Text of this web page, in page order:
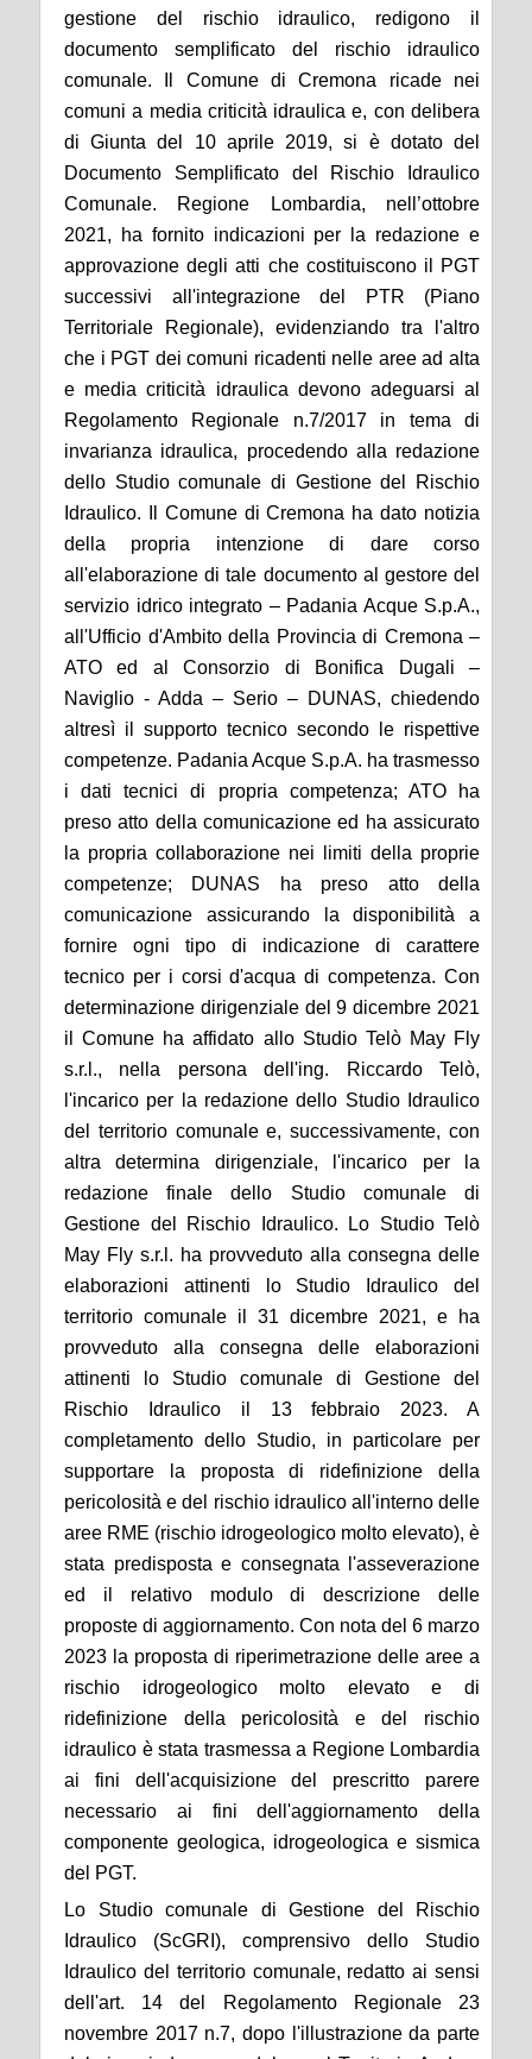
gestione del rischio idraulico, redigono il
documento semplificato del rischio idraulico
comunale. Il Comune di Cremona ricade nei
comuni a media criticità idraulica e, con delibera
di Giuntadel
10 aprile 2019, si è dotato del
Documento Semplificato del Rischio Idraulico
Comunale. Regione Lombardia, nell’ottobre
2021, ha fornito indicazioni per la redazione e
approvazione degli atti che costituisconoil PGT
successivi all'integrazione del PTR (Piano
Territoriale Regionale), evidenziando tra l'altro
che i PGT dei comuni ricadenti nelle aree ad alta
e media criticità idraulica devono adeguarsi al
Regolamento Regionale n.7/2017 in tema di
invarianza idraulica, procedendo alla redazione
dello Studio comunale di Gestione del Rischio
Idraulico. Il Comune di Cremona ha dato notizia
della propria intenzione di dare corso
all'elaborazionedi tale documento al gestore del
servizio idrico integrato – Padania Acque S.p.A.,
all'Ufficio d'Ambito della Provincia di Cremona –
ATO ed al Consorzio di Bonifica Dugali –
Naviglio - Adda – Serio – DUNAS, chiedendo
altresì il supporto tecnico secondo le rispettive
competenze. Padania Acque S.p.A. ha trasmesso
i dati tecnici di propria competenza; ATO ha
preso atto della comunicazione ed ha assicurato
la propria collaborazione nei limiti della proprie
competenze; DUNAS ha preso atto della
comunicazione assicurando la disponibilità a
fornire ogni tipo di indicazione di carattere
tecnico per i corsi d'acqua di competenza. Con
determinazione dirigenziale del 9 dicembre 2021
il Comune ha affidato allo Studio Telò May Fly
s.r.l., nella persona dell'ing. Riccardo Telò,
l'incarico per la redazione dello Studio Idraulico
del territorio comunale e, successivamente, con
altra determina dirigenziale, l'incarico per la
redazione finale dello Studio comunale di
Gestione del Rischio Idraulico. Lo Studio Telò
May Fly s.r.l. ha provveduto alla consegna delle
elaborazioni attinenti lo Studio Idraulico del
territorio comunale il
31 dicembre 2021, e ha
provveduto alla consegna delle elaborazioni
attinenti lo Studio comunale di Gestione del
Rischio Idraulico il 13 febbraio 2023. A
completamento dello Studio, in particolare per
supportare la proposta di ridefinizione della
pericolosità e del rischio idraulico all'interno delle
aree RME (rischio idrogeologico molto elevato), è
stata predisposta e consegnata l'asseverazione
ed il relativo modulo di descrizione delle
proposte di aggiornamento. Con nota del 6 marzo
2023 la proposta di riperimetrazione delle aree a
rischio idrogeologico molto elevato e di
ridefinizione della pericolosità e del rischio
idraulico è stata trasmessa a Regione Lombardia
ai fini dell'acquisizione del prescritto parere
necessario ai fini dell'aggiornamento della
componente geologica, idrogeologica e sismica
del PGT.
Lo Studio comunale di Gestione del Rischio
Idraulico (ScGRI), comprensivo dello Studio
Idraulico del territorio comunale, redatto ai sensi
dell'art. 14 del Regolamento Regionale 23
novembre 2017 n.7, dopo l'illustrazione da parte